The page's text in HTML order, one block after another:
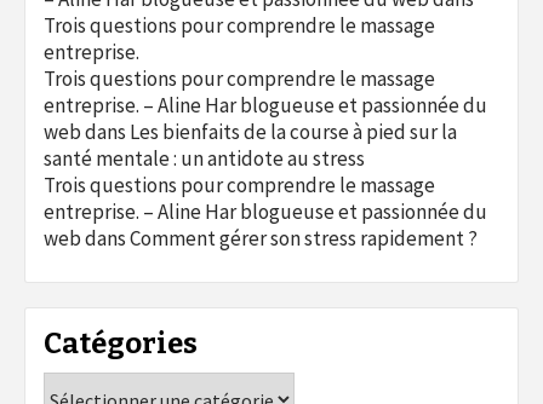
Trois questions pour comprendre le massage
entreprise.
Trois questions pour comprendre le massage
entreprise. – Aline Har blogueuse et passionnée du
webdans Les bienfaits de la course à pied sur la
santé mentale : un antidote au stress
Trois questions pour comprendre le massage
entreprise. – Aline Har blogueuse et passionnée du
webdansComment gérer son stress rapidement ?
Catégories